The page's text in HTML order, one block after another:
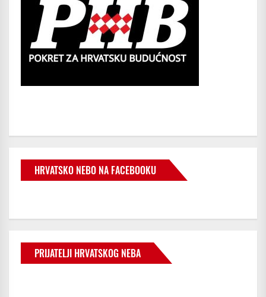
HRVATSKO NEBO NA FACEBOOKU
PRIJATELJI HRVATSKOG NEBA